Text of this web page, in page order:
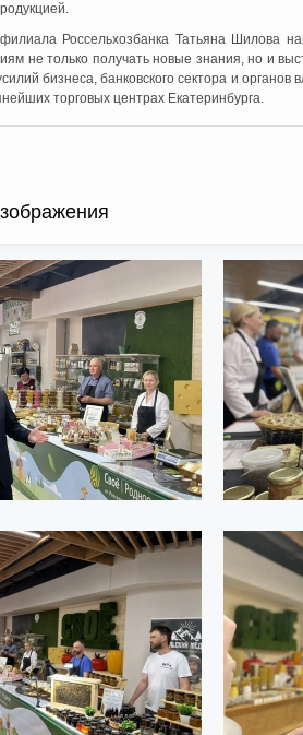
филиала Россельхозбанка Татьяна Шилова
не только получать новые знания, но и
бизнеса, банковского сектора и
торговых центрах Екатеринбурга.